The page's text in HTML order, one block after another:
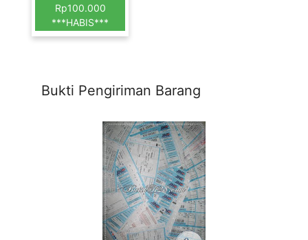
Rp100.000
***HABIS***
Bukti Pengiriman Barang